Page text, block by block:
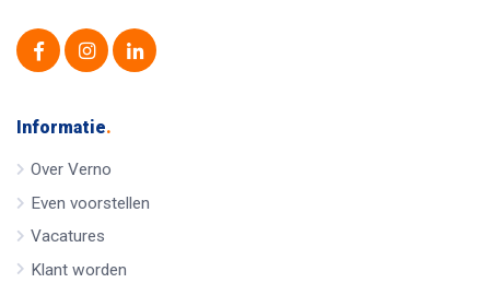
Informatie.
Over Verno
Even voorstellen
Vacatures
Klant worden